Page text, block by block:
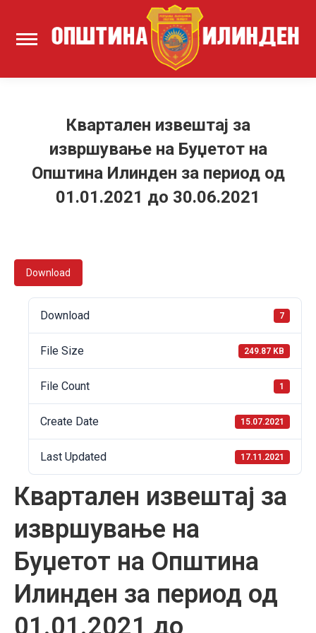
Квартален извештај за
извршување на Буџетот на
Општина Илинден за период од
01.01.2021 до 30.06.2021
Download
Download 7
File Size 249.87 KB
File Count 1
Create Date 15.07.2021
Last Updated 17.11.2021
Квартален извештај за
извршување на
Буџетот на Општина
Илинден за период од
01.01.2021 до